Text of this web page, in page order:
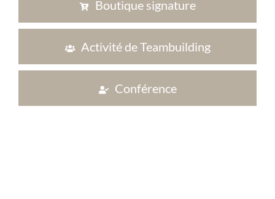
Boutique signature
Activité de Teambuilding
Conférence